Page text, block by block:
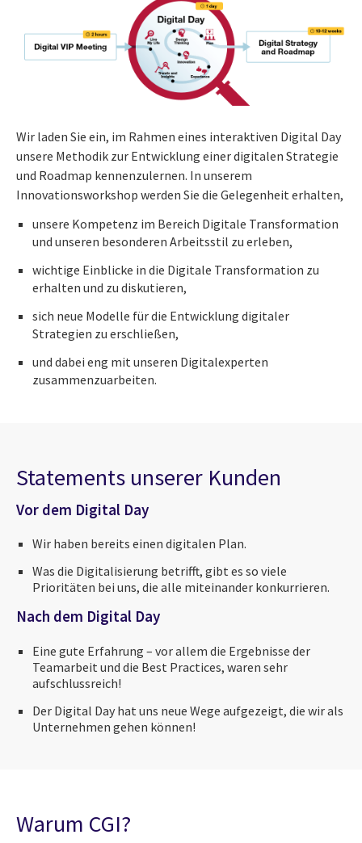
Wir laden Sie ein, im Rahmen eines interaktiven Digital Day
unsere Methodik zur Entwicklung einer digitalen Strategie
und Roadmap kennenzulernen. In unserem
Innovationsworkshop werden Sie die Gelegenheit erhalten,
unsere Kompetenz im Bereich Digitale Transformation
und unseren besonderen Arbeitsstil zu erleben,
wichtige Einblicke in die Digitale Transformation zu
erhalten und zu diskutieren,
sich neue Modelle für die Entwicklung digitaler
Strategien zu erschließen,
und dabei eng mit unseren Digitalexperten
zusammenzuarbeiten.
Statements unserer Kunden
Vor dem Digital Day
Wir haben bereits einen digitalen Plan.
Was die Digitalisierung betrifft, gibt es so viele
Prioritäten bei uns, die alle miteinander konkurrieren.
Nach dem Digital Day
Eine gute Erfahrung – vor allem die Ergebnisse der
Teamarbeit und die Best Practices, waren sehr
aufschlussreich!
Der Digital Day hat uns neue Wege aufgezeigt, die wir als
Unternehmen gehen können!
Warum CGI?